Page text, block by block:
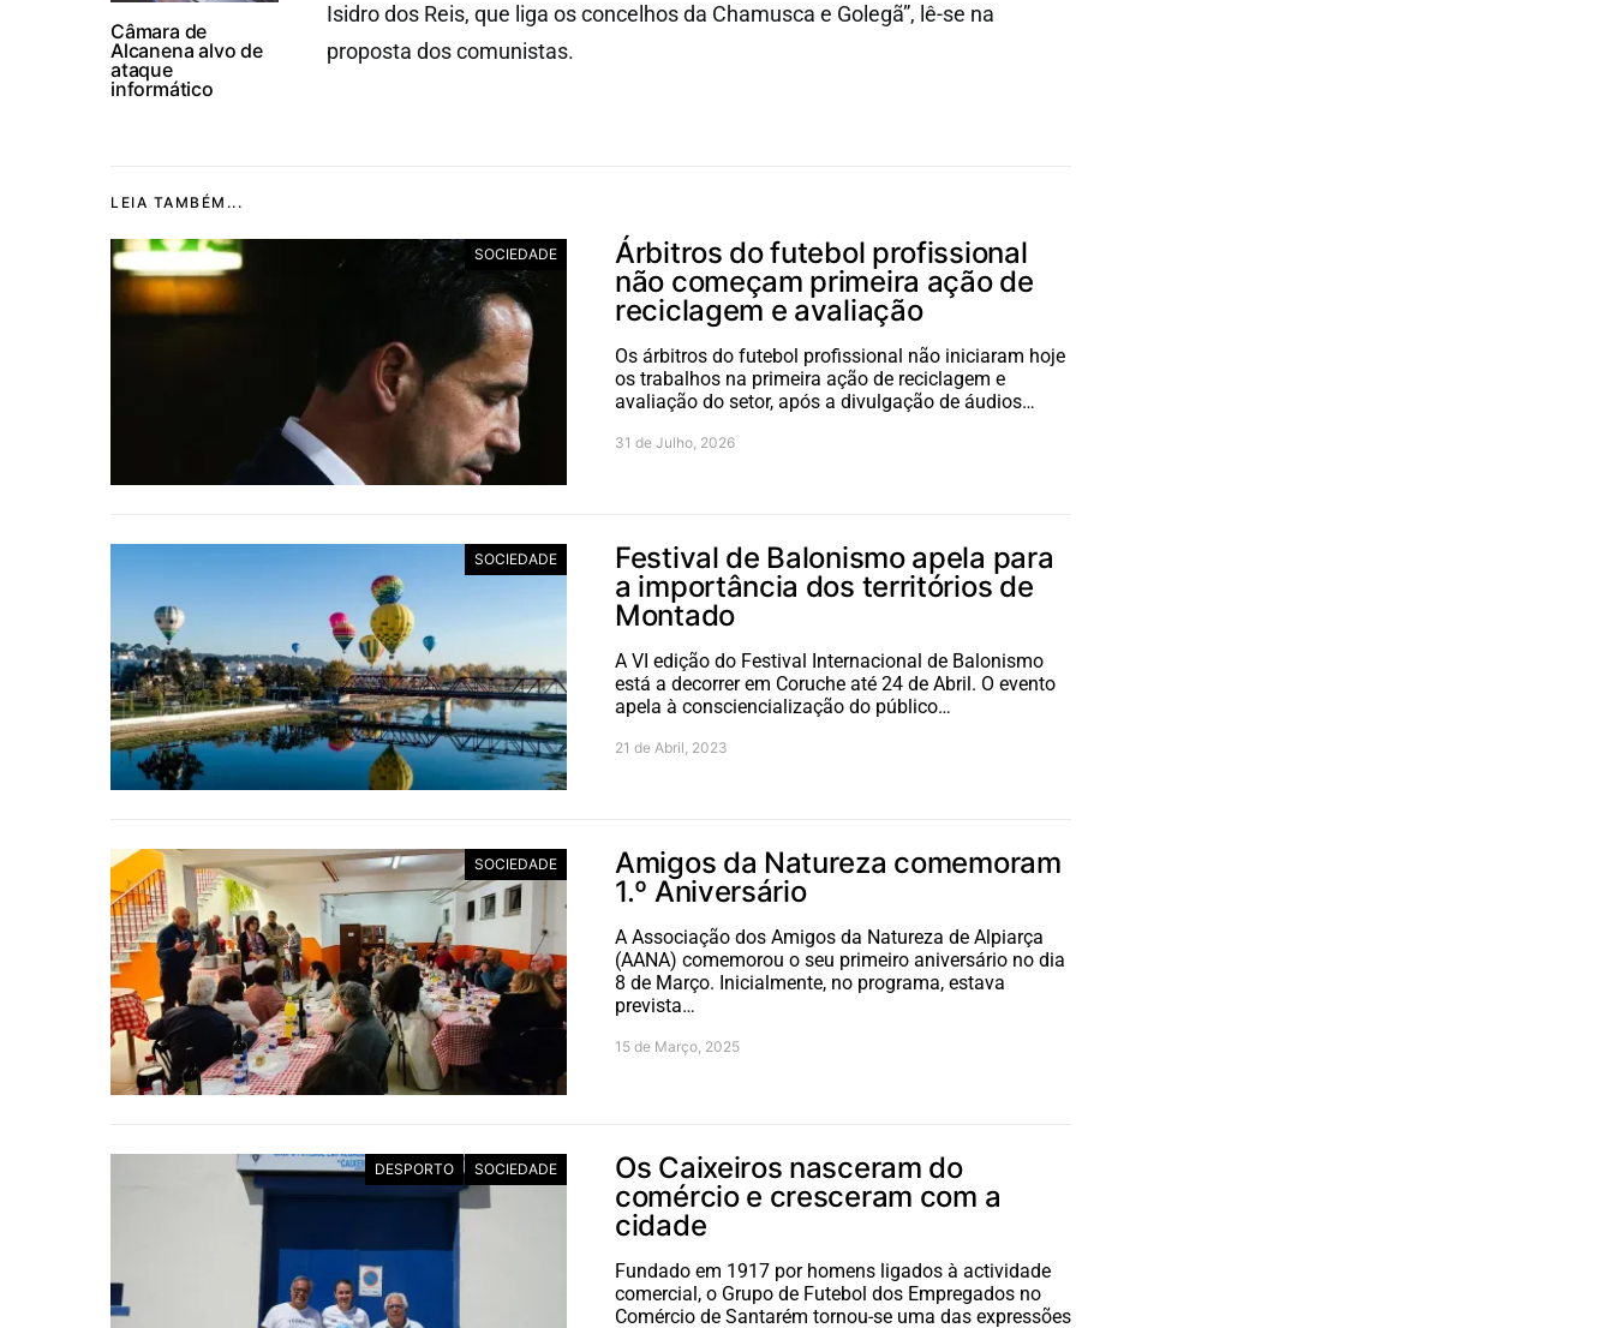
Câmara de
Alcanena alvo de
ataque
informático
Isidro dos Reis, que liga os concelhos da Chamusca e Golegã”, lê-se na
proposta dos comunistas.
LEIA TAMBÉM...
SOCIEDADE
Árbitros do futebol profissional
não começam primeira ação de
reciclagem e avaliação
Os árbitros do futebol profissional não iniciaram hoje
os trabalhos na primeira ação de reciclagem e
avaliação do setor, após a divulgação de áudios…
31 de Julho, 2026
SOCIEDADE
Festival de Balonismo apela para
a importância dos territórios de
Montado
A VI edição do Festival Internacional de Balonismo
está a decorrer em Coruche até 24 de Abril. O evento
apela à consciencialização do público…
21 de Abril, 2023
SOCIEDADE
Amigos da Natureza comemoram
1.º Aniversário
A Associação dos Amigos da Natureza de Alpiarça
(AANA) comemorou o seu primeiro aniversário no dia
8 de Março. Inicialmente, no programa, estava
prevista…
15 de Março, 2025
DESPORTO SOCIEDADE
Os Caixeiros nasceram do
comércio e cresceram com a
cidade
Fundado em 1917 por homens ligados à actividade
comercial, o Grupo de Futebol dos Empregados no
Comércio de Santarém tornou-se uma das expressões